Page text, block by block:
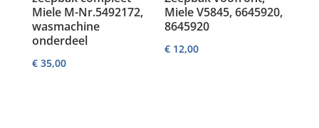
Miele M-Nr.5492172,
wasmachine
onderdeel
€35,00
Miele V5845, 6645920,
8645920
€ 12,00